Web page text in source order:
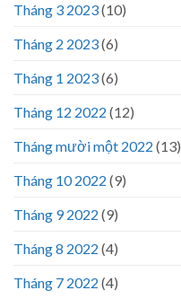
Tháng 3 2023(10)
Tháng 2 2023(6)
Tháng 1 2023(6)
Tháng 12 2022 (12)
Tháng mười một 2022 (13)
Tháng 10 2022 (9)
Tháng 9 2022 (9)
Tháng 8 2022 (4)
Tháng 7 2022 (4)